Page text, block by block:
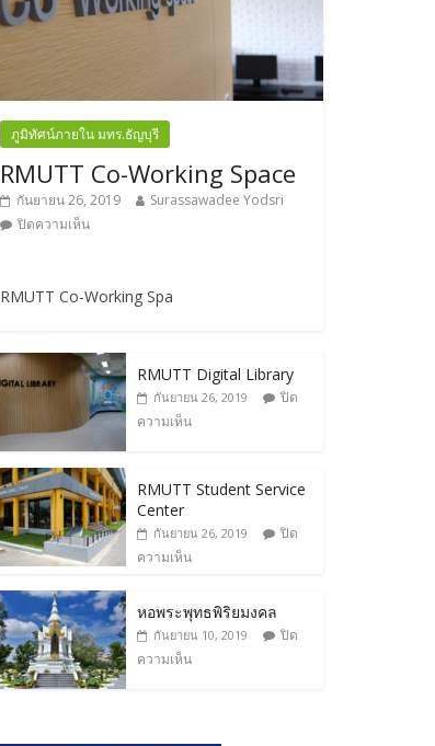
ภูมิทัศน์ภายใน มทร.ธัญบุรี
RMUTT Co-Working Space
กันยายน 26, 2019
Surassawadee Yodsri
ปิดความเห็น
RMUTT Co-Working Spa
RMUTT Digital Library
กันยายน 26, 2019
ปิด
ความเห็น
RMUTT Student Service
Center
กันยายน 26, 2019
ปิด
ความเห็น
หอพระพุทธพิริยมงคล
กันยายน 10, 2019
ปิด
ความเห็น